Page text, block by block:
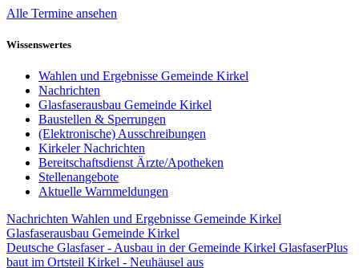
Alle Termine ansehen
Wissenswertes
Wahlen und Ergebnisse Gemeinde Kirkel
Nachrichten
Glasfaserausbau Gemeinde Kirkel
Baustellen & Sperrungen
(Elektronische) Ausschreibungen
Kirkeler Nachrichten
Bereitschaftsdienst Ärzte/Apotheken
Stellenangebote
Aktuelle Warnmeldungen
Nachrichten Wahlen und Ergebnisse Gemeinde Kirkel
Glasfaserausbau Gemeinde Kirkel
Deutsche Glasfaser - Ausbau in der Gemeinde Kirkel GlasfaserPlus
baut im Ortsteil Kirkel - Neuhäusel aus